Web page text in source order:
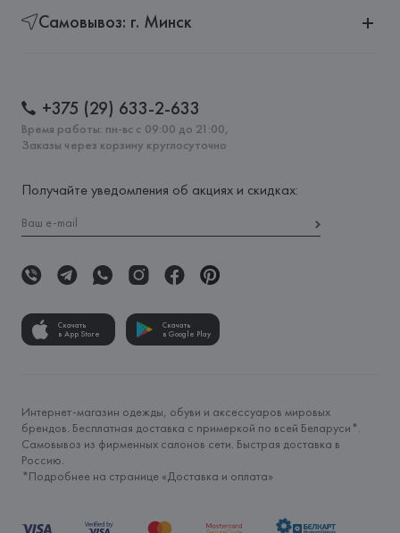
Самовывоз: г. Минск
+375 (29) 633-2-633
Время работы: пн-вс с 09:00 до 21:00,
Заказы через корзину круглосуточно
Получайте уведомления об акциях и скидках:
Скачать
в App Store
Скачать
в Google Play
Интернет-магазин одежды, обуви и аксессуаров мировых
брендов. Бесплатная доставка с примеркой по всей Беларуси*.
Самовывоз из фирменных салонов сети. Быстрая доставка в
Россию.
*Подробнее на странице «Доставка и оплата»